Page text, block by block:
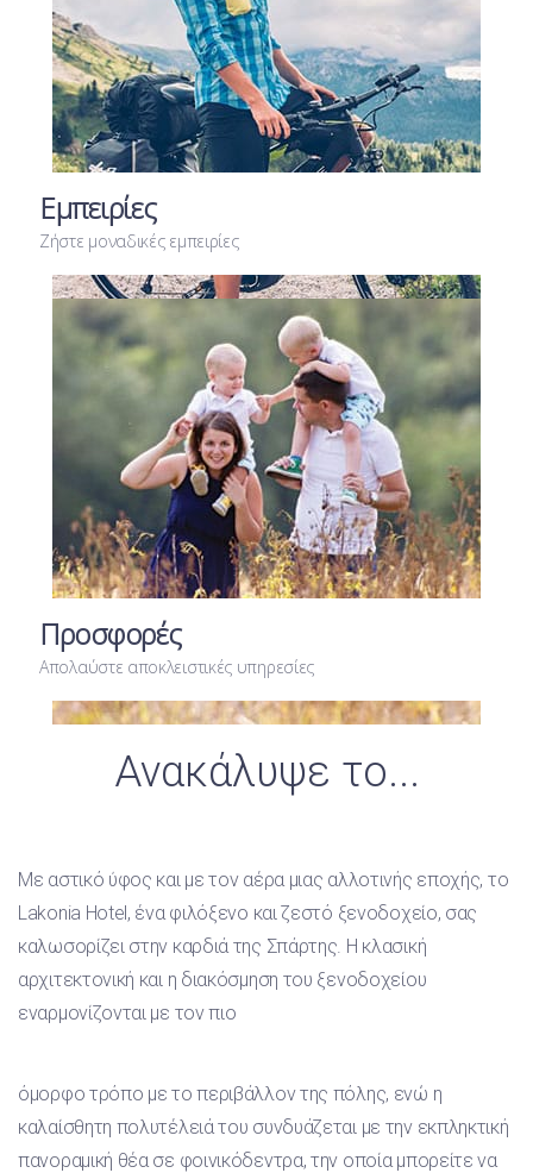
Εμπειρίες
Ζήστε μοναδικές εμπειρίες
Προσφορές
Απολαύστε αποκλειστικές υπηρεσίες
Ανακάλυψε το...
Με αστικό ύφος και με τον αέρα μιας αλλοτινής εποχής, το
Lakonia Hotel, ένα φιλόξενο και ζεστό ξενοδοχείο, σας
καλωσορίζει στην καρδιά της Σπάρτης. Η κλασική
αρχιτεκτονική και η διακόσμηση του ξενοδοχείου
εναρμονίζονται με τον πιο
όμορφο τρόπo με το περιβάλλον της πόλης, ενώ η
καλαίσθητη πολυτέλειά του συνδυάζεται με την εκπληκτική
πανοραμική θέα σε φοινικόδεντρα, την οποία μπορείτε να